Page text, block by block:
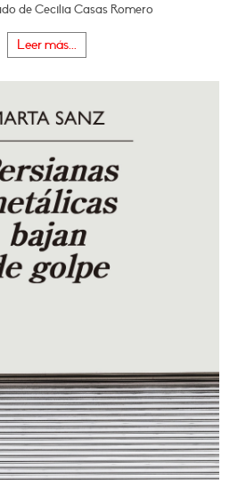
de Cecilia Casas Romero
Leer más...